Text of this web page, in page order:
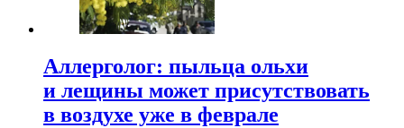
Аллерголог: пыльца ольхи
и лещины может присутствовать
в воздухе уже в феврале